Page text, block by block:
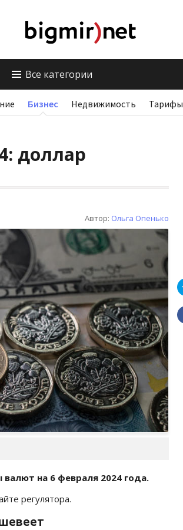
Все категории
Бизнес Недвижимость Тарифы
доллар
Автор: Ольга Опенько
валют на 6 февраля 2024 года.
регулятора.